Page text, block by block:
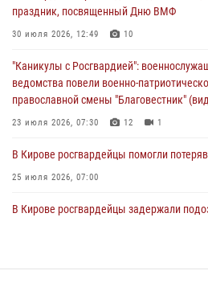
В Кирове росгвардейцы задержали
магазина
праздник, посвященный Дню ВМФ
30 июля 2026, 12:49 10
"Каникулы с Росгвардией":
ведомства повели военно-
православной смены "Благовестник"
23 июля 2026, 07:30 12 1
В Кирове росгвардейцы помогли
25 июля 2026, 07:00
В Кирове росгвардейцы задержали